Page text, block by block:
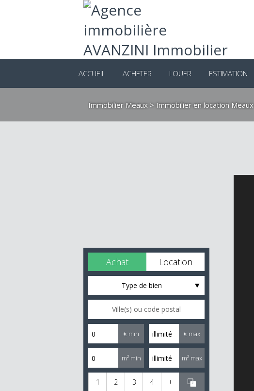
ACCUEIL ACHETER LOUER ESTIMATION
Immobilier Meaux > Immobilier en location Meaux
Achat Location
Type de bien
€ min € max
m² min m² max
1 2 3 4 +